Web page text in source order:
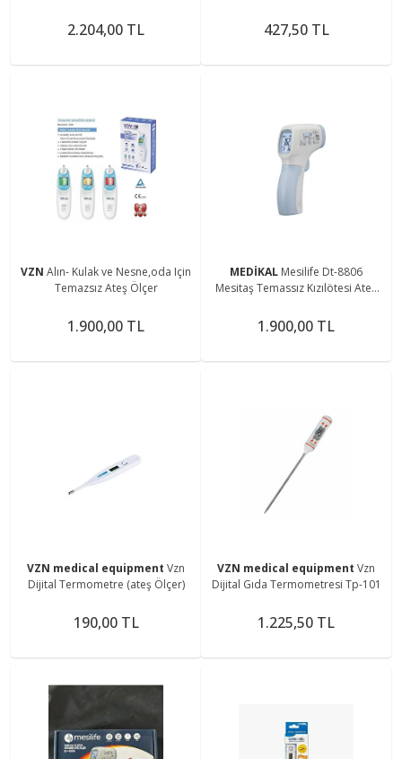
2.204,00 TL 427,50 TL
VZN Alın- Kulak ve Nesne,oda Için
Temazsız Ateş Ölçer
1.900,00 TL
MEDİKAL Mesilife Dt-8806
Mesitaş Temassız Kızılötesi Ateş
1.900,00 TL
VZN medical equipment Vzn
Dijital Termometre (ateş Ölçer)
190,00 TL
VZN medical equipment Vzn
Dijital Gıda Termometresi Tp-101
1.225,50 TL